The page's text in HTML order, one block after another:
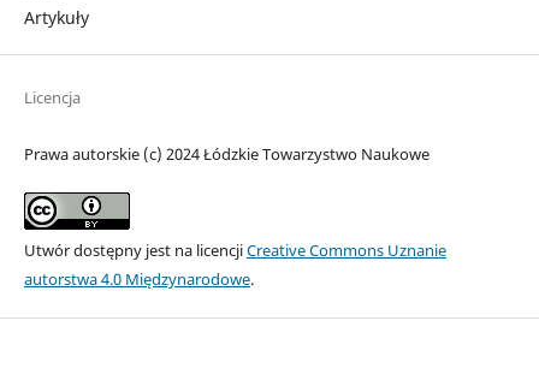
Artykuły
Licencja
Prawa autorskie (c) 2024 Łódzkie Towarzystwo Naukowe
Utwór dostępny jest na licencjiCreative Commons Uznanie
autorstwa 4.0 Międzynarodowe.